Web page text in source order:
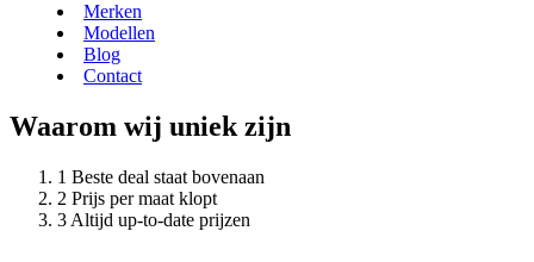
Merken
Modellen
Blog
Contact
Waarom wij uniek zijn
Beste deal staat bovenaan
Prijs per maat klopt
Altijd up-to-date prijzen